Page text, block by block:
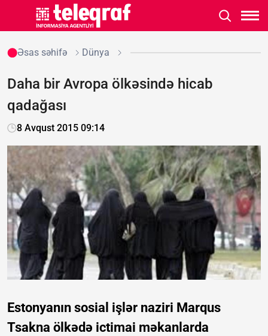
Əsas səhifə Dünya
Daha bir Avropa ölkəsində hicab
qadağası
8 Avqust 2015 09:14
Estonyanın sosial işlər naziri Marqus
Tsakna ölkədə ictimai məkanlarda